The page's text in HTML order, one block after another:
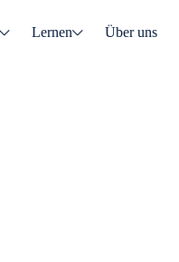
Lernen Über uns